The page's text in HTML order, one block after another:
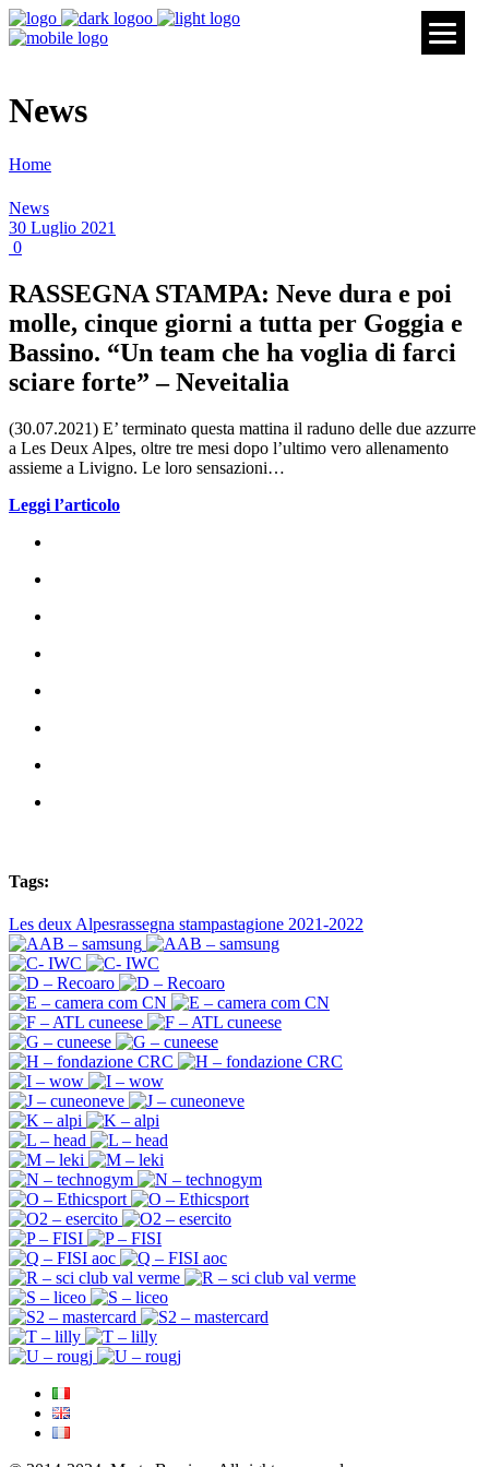
▼
News
Home
News
30 Luglio 2021
0
RASSEGNA STAMPA: Neve dura e poi
molle, cinque giorni a tutta per Goggia e
Bassino. “Un team che ha voglia di farci
sciare forte” – Neveitalia
(30.07.2021) E’ terminato questa mattina il raduno delle due azzurre
a Les Deux Alpes, oltre tre mesi dopo l’ultimo vero allenamento
assieme a Livigno. Le loro sensazioni…
Leggi l’articolo
Tags:
Les deux Alpesrassegna stampastagione 2021-2022